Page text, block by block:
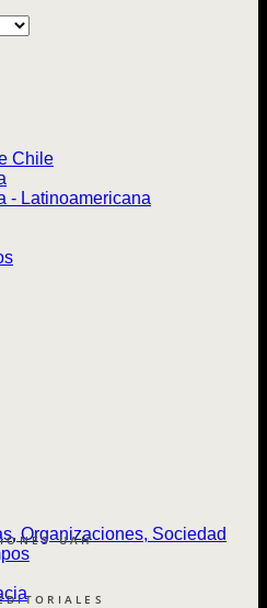
UAH
Chile
- Latinoamericana
Organizaciones, Sociedad